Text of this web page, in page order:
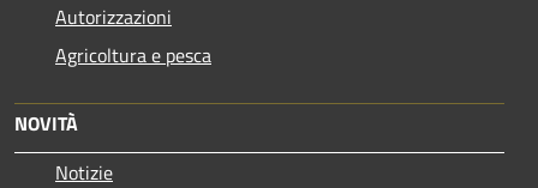
Autorizzazioni
Agricoltura e pesca
NOVITÀ
Notizie